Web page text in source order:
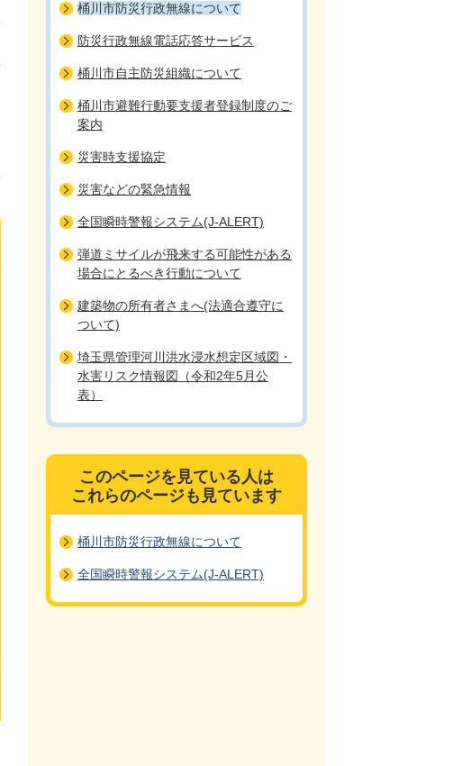
桶川市防災行政無線について
防災行政無線電話応答サービス
桶川市自主防災組織について
桶川市避難行動要支援者登録制度のご
案内
災害時支援協定
災害などの緊急情報
全国瞬時警報システム(J-ALERT)
弾道ミサイルが飛来する可能性がある
場合にとるべき行動について
建築物の所有者さまへ(法適合遵守に
ついて)
埼玉県管理河川洪水浸水想定区域図・
水害リスク情報図（令和2年5月公
表）
このページを見ている人は
これらのページも見ています
桶川市防災行政無線について
全国瞬時警報システム(J-ALERT)